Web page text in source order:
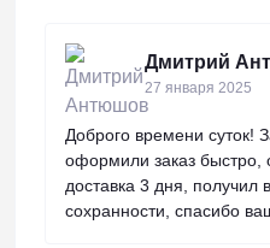
Дмитрий
27 января 2025
Доброго времени суток!
оформили заказ быстро,
доставка 3 дня, получил
сохранности, спасибо